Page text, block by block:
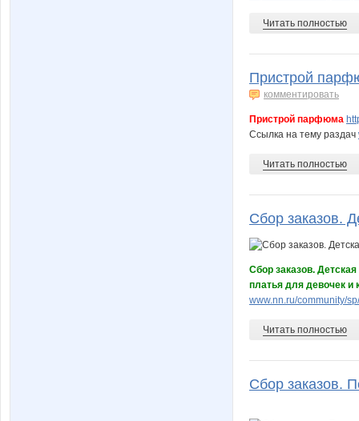
Читать полностью
Пристрой
комментировать
Пристрой парфюма
Ссылка на тему раздач
Читать полностью
Сбор заказов.
Сбор заказов.
платья для девочек
www.nn.ru/community/
Читать полностью
Сбор заказов.